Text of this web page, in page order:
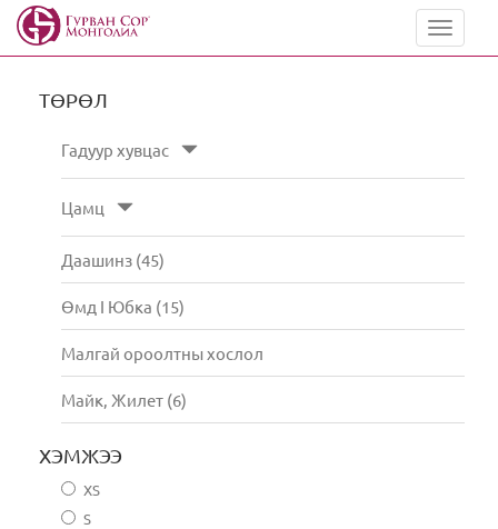
Toggle
ТӨРӨЛ
Гадуур хувцас
Цамц
Даашинз (45)
Өмд I Юбка (15)
Малгай ороолтны хослол
Майк, Жилет (6)
ХЭМЖЭЭ
XS
S